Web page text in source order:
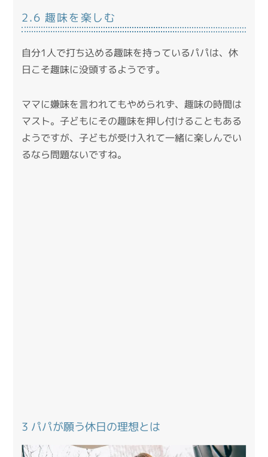
2.6 趣味を楽しむ
自分1人で打ち込める趣味を持っているパパは、休
日こそ趣味に没頭するようです。
ママに嫌味を言われてもやめられず、趣味の時間は
マスト。子どもにその趣味を押し付けることもある
ようですが、子どもが受け入れて一緒に楽しんでい
るなら問題ないですね。
3 パパが願う休日の理想とは